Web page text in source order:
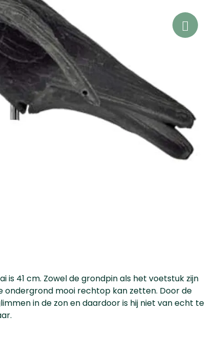
41 cm. Zowel de grondpin als het voetstuk zijn
ondergrond mooi rechtop kan zetten. Door de
in de zon en daardoor is hij niet van echt te